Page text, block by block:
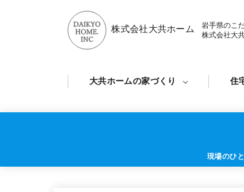
株式会社大共ホーム
岩手県のこ
株式会社大
大共ホームの家づくり 住
現場のひ